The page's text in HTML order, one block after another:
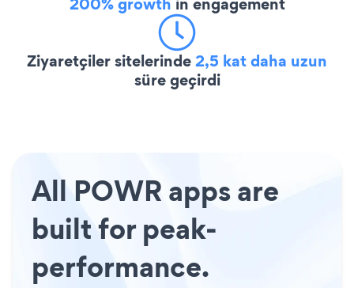
Ziyaretçiler sitelerinde2,5 kat daha uzun
süre geçirdi
All POWR apps are
built for peak-
performance.